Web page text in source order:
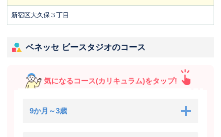
新宿区大久保３丁目
ベネッセ ビースタジオのコース
気になるコース(カリキュラム)をタップ!
9か月～3歳